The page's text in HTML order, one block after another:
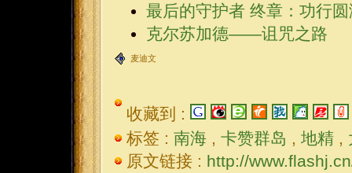
最后的守护者 终章：功行
克尔苏加德——诅咒之路
麦迪文
收藏到 :
标签 : 南海 卡赞群岛 地精
原文链接 : http://